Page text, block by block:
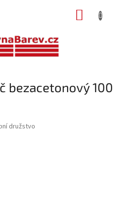
bezacetonový 100
družstvo